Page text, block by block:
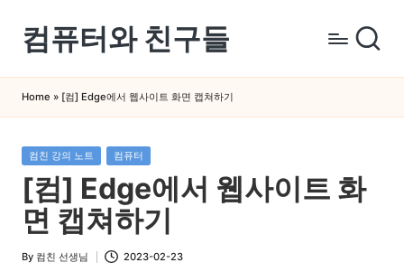
Skip
content
컴퓨터와 친구들
퓨
터
스
마
트
폰
을
Home » [컴] Edge에서 웹사이트 화면 캡쳐하기
Posted
in
컴친 강의 노트 컴퓨터
[컴] Edge에서 웹사이트 화
면 캡쳐하기
Posted
By 컴친 선생님 2023-02-23